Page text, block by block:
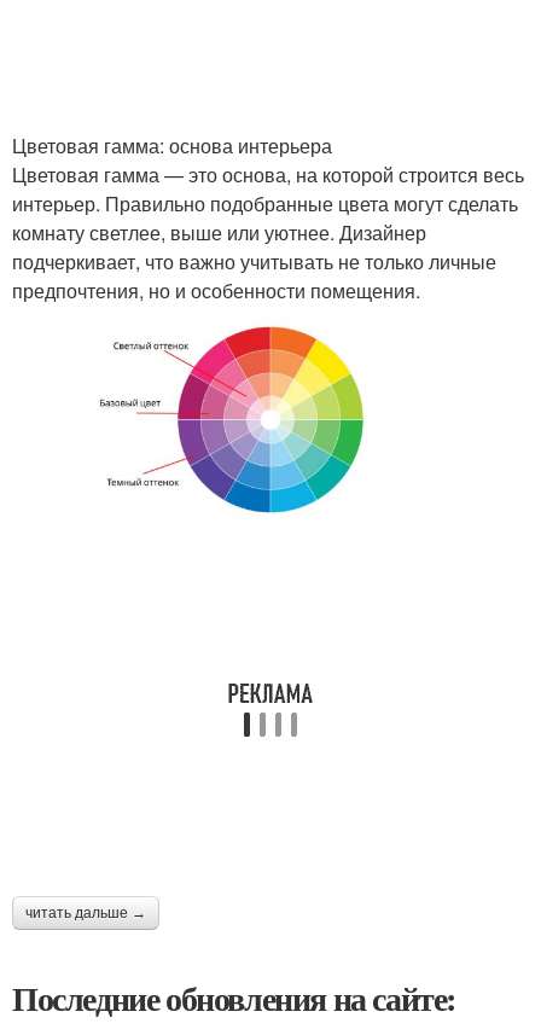
Цветовая гамма: основа интерьера
Цветовая гамма — это основа, на которой строится весь
интерьер. Правильно подобранные цвета могут сделать
комнату светлее, выше или уютнее. Дизайнер
подчеркивает, что важно учитывать не только личные
предпочтения, но и особенности помещения.
читать дальше →
Последние обновления на сайте: